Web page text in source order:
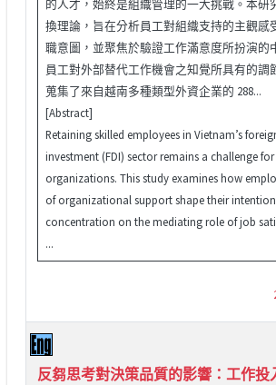
的人才，始終是組織管理的一大挑戰。本研
換理論，旨在分析員工對組織支持的主觀感
職意圖，並聚焦於驗證工作滿意度所扮演的
員工對外部替代工作機會之知覺所具有的調
蒐集了來自越南多種類型外資企業的 288...
[Abstract]
Retaining skilled employees in Vietnam’s
investment (FDI) sector remains a challenge
organizations. This study examines how
of organizational support shape their
concentration on the mediating role of job
...
反芻思考對決策品質的影響：工作投